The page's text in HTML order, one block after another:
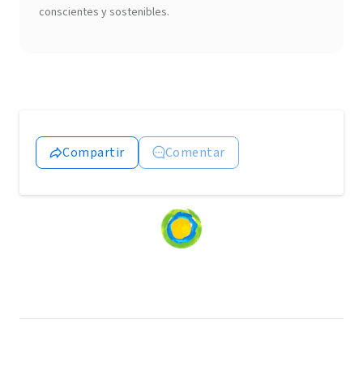
conscientes y sostenibles.
Compartir Comentar
Loading